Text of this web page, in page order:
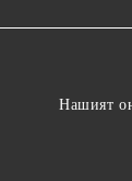
Нашият